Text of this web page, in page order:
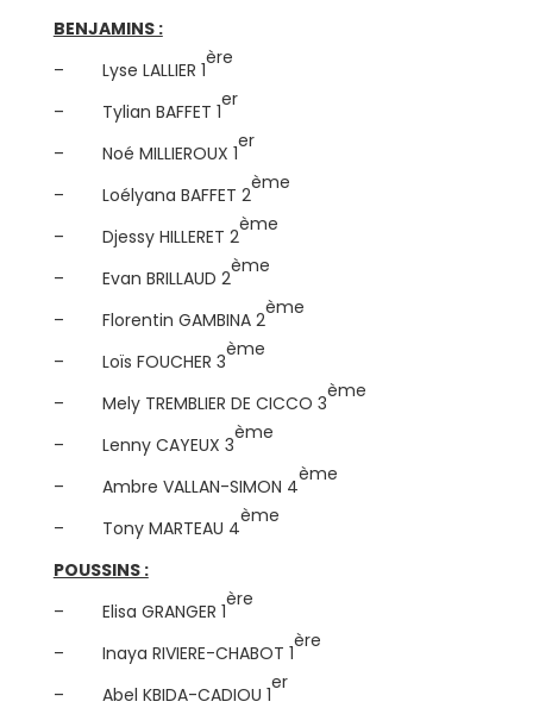
BENJAMINS :
– Lyse LALLIER 1
ère
– Tylian BAFFET 1
er
– Noé MILLIEROUX 1
er
– Loélyana BAFFET 2
ème
– Djessy HILLERET 2
ème
– Evan BRILLAUD 2
ème
– Florentin GAMBINA 2
ème
– Loïs FOUCHER 3
ème
– Mely TREMBLIER DE CICCO 3
ème
– Lenny CAYEUX 3
ème
– Ambre VALLAN-SIMON 4
ème
– Tony MARTEAU 4
ème
POUSSINS :
– Elisa GRANGER 1
ère
– Inaya RIVIERE-CHABOT 1
ère
– Abel KBIDA-CADIOU 1
er